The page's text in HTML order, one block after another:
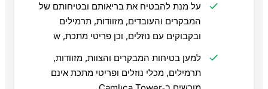
על מנת להבטיח את בריאותם ובטיחותם של
המבקרים והעובדים, מזוודות, תרמילים
ובקבוקים עם נוזלים, וכן פריטי מתכת, w
למען בטיחות המבקרים והצוות, מזוודות,
תרמילים, מכלי נוזלים ופריטי מתכת אינם